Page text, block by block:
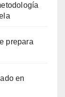
prepara
en